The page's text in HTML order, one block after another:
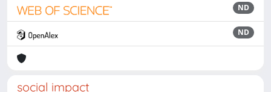
ND
ND
social impact